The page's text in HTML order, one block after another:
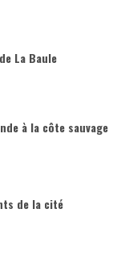
La Baule
à la côte sauvage
de la cité